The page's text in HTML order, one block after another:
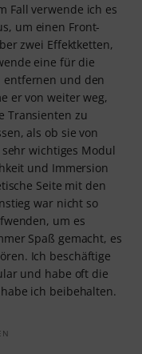
Fall verwende ich es
um einen Front-
zwei Effektketten,
eine für die
entfernen und den
er von weiter weg,
Transienten zu
als ob sie von
wichtiges Modul
und Immersion
Seite mit den
war nicht so
um es
Spaß gemacht, es
Ich beschäftige
und habe oft die
ich beibehalten.